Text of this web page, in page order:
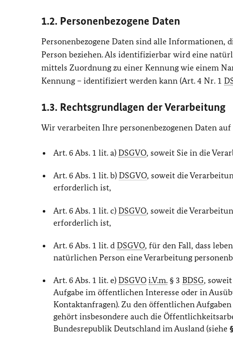
1.2. Personenbezogene Daten
Personenbezogene Daten sind alle
Person beziehen. Als identifizierbar wird eine
mittels Zuordnung zu einer Kennung wie einem
Kennung – identifiziert werden kann (Art. 4 Nr. 1
1.3. Rechtsgrundlagen der Verarbeitung
Wir verarbeiten Ihre personenbezogenen Daten
Art. 6 Abs. 1 lit. a) DSGVO, soweit Sie in die
Art. 6 Abs. 1 lit. b) DSGVO, soweit die
erforderlich ist,
Art. 6 Abs. 1 lit. c) DSGVO, soweit die
erforderlich ist,
Art. 6 Abs. 1 lit. d DSGVO, für den Fall, dass
natürlichen Person eine Verarbeitung
Art. 6 Abs. 1 lit. e) DSGVO i.V.m. § 3 BDSG,
Aufgabe im öffentlichen Interesse oder in
Kontaktanfragen). Zu den öffentlichen
gehört insbesondere auch die
Bundesrepublik Deutschland im Ausland (siehe